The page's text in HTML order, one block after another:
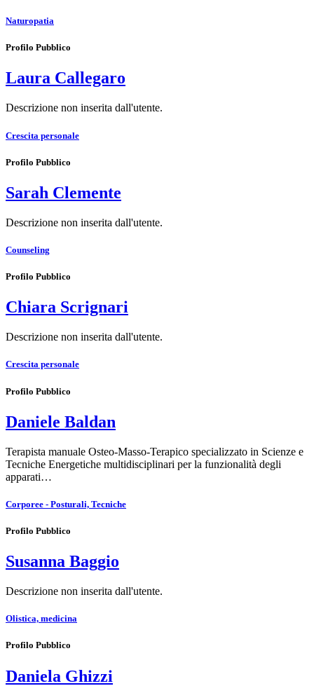
Naturopatia
Profilo Pubblico
Laura Callegaro
Descrizione non inserita dall'utente.
Crescita personale
Profilo Pubblico
Sarah Clemente
Descrizione non inserita dall'utente.
Counseling
Profilo Pubblico
Chiara Scrignari
Descrizione non inserita dall'utente.
Crescita personale
Profilo Pubblico
Daniele Baldan
Terapista manuale Osteo-Masso-Terapico specializzato in Scienze e
Tecniche Energetiche multidisciplinari per la funzionalità degli
apparati…
Corporee - Posturali, Tecniche
Profilo Pubblico
Susanna Baggio
Descrizione non inserita dall'utente.
Olistica, medicina
Profilo Pubblico
Daniela Ghizzi